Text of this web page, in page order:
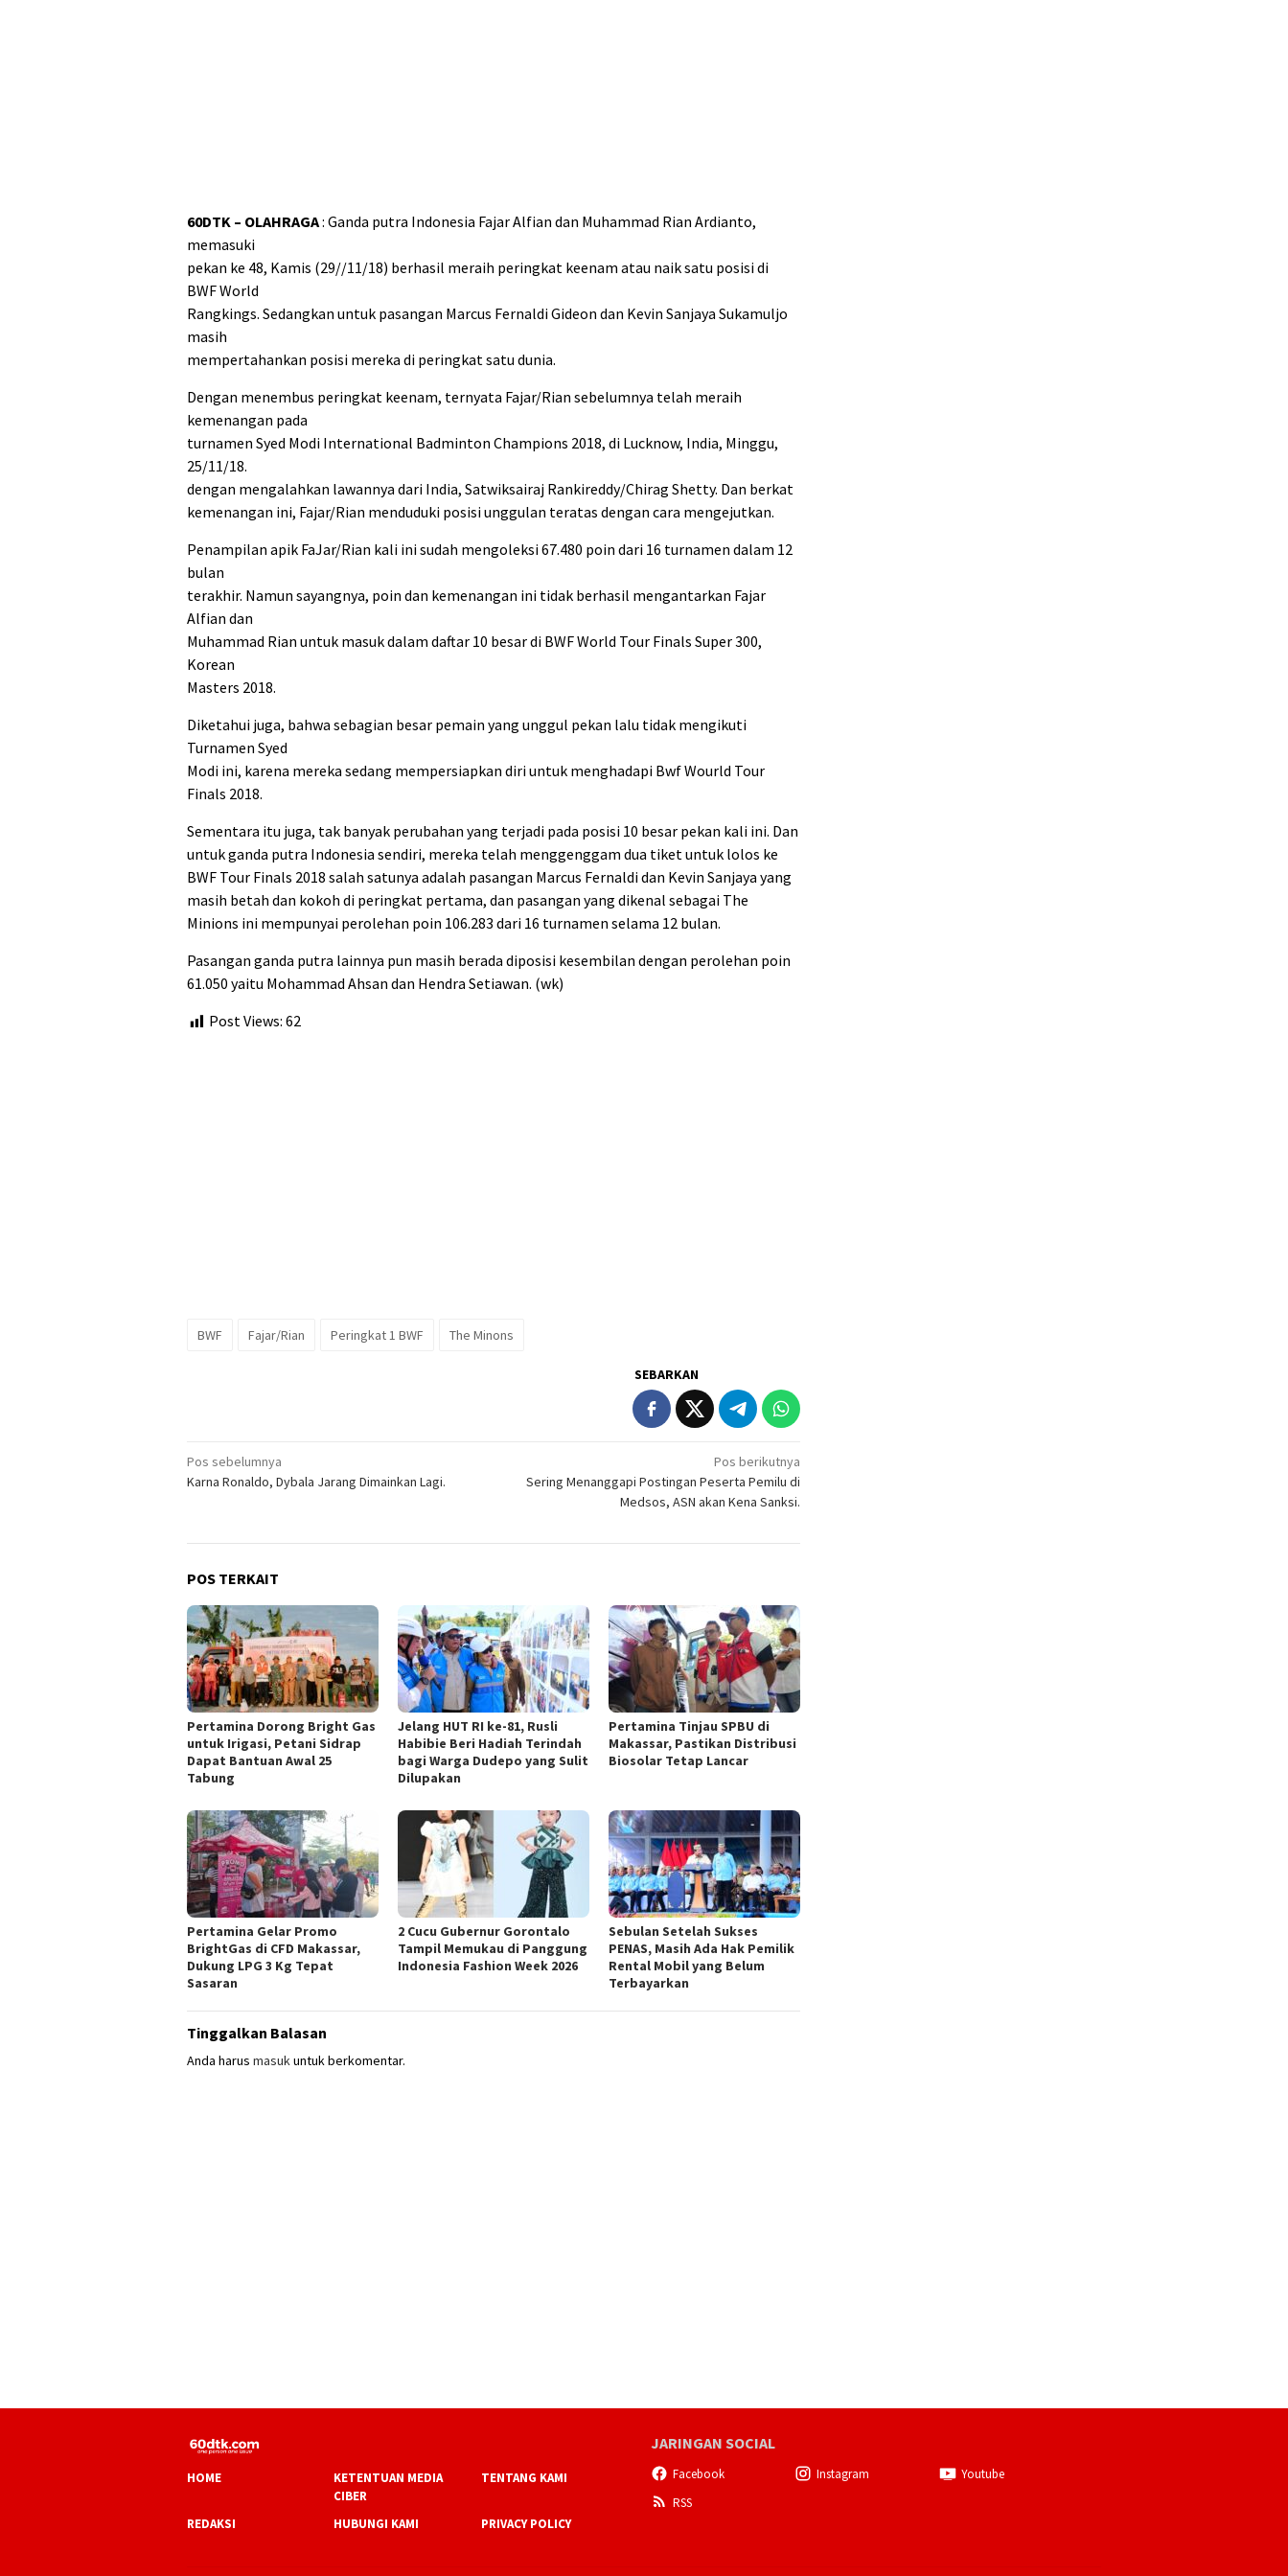
60DTK – OLAHRAGA: Ganda putra Indonesia Fajar Alfian dan Muhammad Rian Ardianto,
memasuki
pekan ke 48, Kamis (29//11/18) berhasil meraih peringkat keenam atau naik satu posisi di
BWF World
Rangkings. Sedangkan untuk pasangan Marcus Fernaldi Gideon dan Kevin Sanjaya Sukamuljo
masih
mempertahankan posisi mereka di peringkat satu dunia.
Dengan menembus peringkat keenam, ternyata Fajar/Rian sebelumnya telah meraih
kemenangan pada
turnamen Syed Modi International Badminton Champions 2018, di Lucknow, India, Minggu,
25/11/18.
dengan mengalahkan lawannya dari India, Satwiksairaj Rankireddy/Chirag Shetty. Dan berkat
kemenangan ini, Fajar/Rian menduduki posisi unggulan teratas dengan cara mengejutkan.
Penampilan apik FaJar/Rian kali ini sudah mengoleksi 67.480 poin dari 16 turnamen dalam 12
bulan
terakhir. Namun sayangnya, poin dan kemenangan ini tidak berhasil mengantarkan Fajar
Alfian dan
Muhammad Rian untuk masuk dalam daftar 10 besar di BWF World Tour Finals Super 300,
Korean
Masters 2018.
Diketahui juga, bahwa sebagian besar pemain yang unggul pekan lalu tidak mengikuti
Turnamen Syed
Modi ini, karena mereka sedang mempersiapkan diri untuk menghadapi Bwf Wourld Tour
Finals 2018.
Sementara itu juga, tak banyak perubahan yang terjadi pada posisi 10 besar pekan kali ini. Dan
untuk ganda putra Indonesia sendiri, mereka telah menggenggam dua tiket untuk lolos ke
BWF Tour Finals 2018 salah satunya adalah pasangan Marcus Fernaldi dan Kevin Sanjaya yang
masih betah dan kokoh di peringkat pertama, dan pasangan yang dikenal sebagai The
Minions ini mempunyai perolehan poin 106.283 dari 16 turnamen selama 12 bulan.
Pasangan ganda putra lainnya pun masih berada diposisi kesembilan dengan perolehan poin
61.050 yaitu Mohammad Ahsan dan Hendra Setiawan. (wk)
Post Views: 62
BWF Fajar/Rian Peringkat 1 BWF The Minons
SEBARKAN
Navigasi
pos
Pos sebelumnya
Karna Ronaldo, Dybala Jarang Dimainkan Lagi.
Pos berikutnya
Sering Menanggapi Postingan Peserta Pemilu di
Medsos, ASN akan Kena Sanksi.
POS TERKAIT
Pertamina Dorong Bright Gas
untuk Irigasi, Petani Sidrap
Dapat Bantuan Awal 25
Tabung
Jelang HUT RI ke-81, Rusli
Habibie Beri Hadiah Terindah
bagi Warga Dudepo yang Sulit
Dilupakan
Pertamina Tinjau SPBU di
Makassar, Pastikan Distribusi
Biosolar Tetap Lancar
Pertamina Gelar Promo
BrightGas di CFD Makassar,
Dukung LPG 3 Kg Tepat
Sasaran
2 Cucu Gubernur Gorontalo
Tampil Memukau di Panggung
Indonesia Fashion Week 2026
Sebulan Setelah Sukses
PENAS, Masih Ada Hak Pemilik
Rental Mobil yang Belum
Terbayarkan
Tinggalkan Balasan
Anda harus masukuntuk berkomentar.
HOME
KETENTUAN MEDIA
CIBER
TENTANG KAMI
REDAKSI HUBUNGI KAMI PRIVACY POLICY
JARINGAN SOCIAL
Facebook Instagram
Youtube
RSS